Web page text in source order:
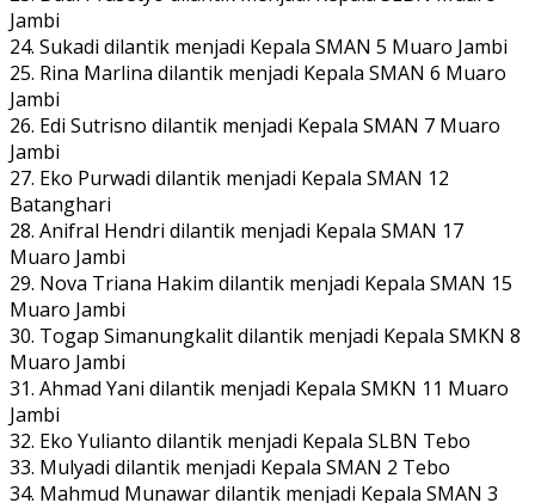
Jambi
24. Sukadi dilantik menjadi Kepala SMAN 5 Muaro Jambi
25. Rina Marlina dilantik menjadi Kepala SMAN 6 Muaro
Jambi
26. Edi Sutrisno dilantik menjadi Kepala SMAN 7 Muaro
Jambi
27. Eko Purwadi dilantik menjadi Kepala SMAN 12
Batanghari
28. Anifral Hendri dilantik menjadi Kepala SMAN 17
Muaro Jambi
29. Nova Triana Hakim dilantik menjadi Kepala SMAN 15
Muaro Jambi
30. Togap Simanungkalit dilantik menjadi Kepala SMKN 8
Muaro Jambi
31. Ahmad Yani dilantik menjadi Kepala SMKN 11 Muaro
Jambi
32. Eko Yulianto dilantik menjadi Kepala SLBN Tebo
33. Mulyadi dilantik menjadi Kepala SMAN 2 Tebo
34. Mahmud Munawar dilantik menjadi Kepala SMAN 3